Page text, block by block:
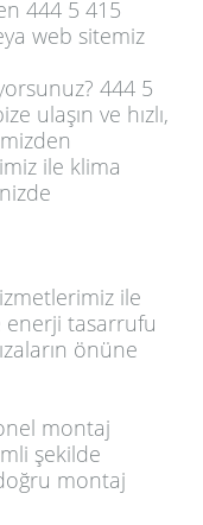
444 5 415
web sitemiz
444 5
ulaşın ve hızlı,
ile klima
ile
enerji tasarrufu
önüne
montaj
şekilde
montaj